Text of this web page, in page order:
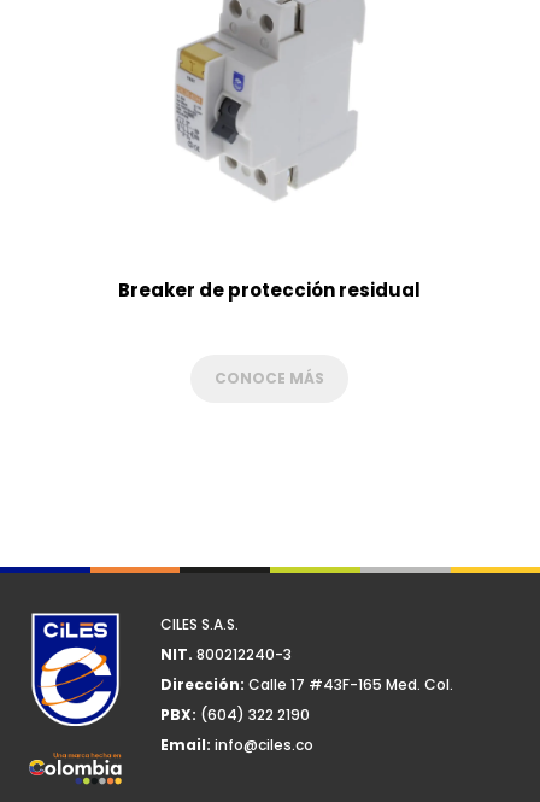
Breaker de protección residual
CONOCE MÁS
CILES S.A.S.
NIT. 800212240-3
Dirección: Calle 17 #43F-165 Med. Col.
PBX: (604) 322 2190
Email: info@ciles.co